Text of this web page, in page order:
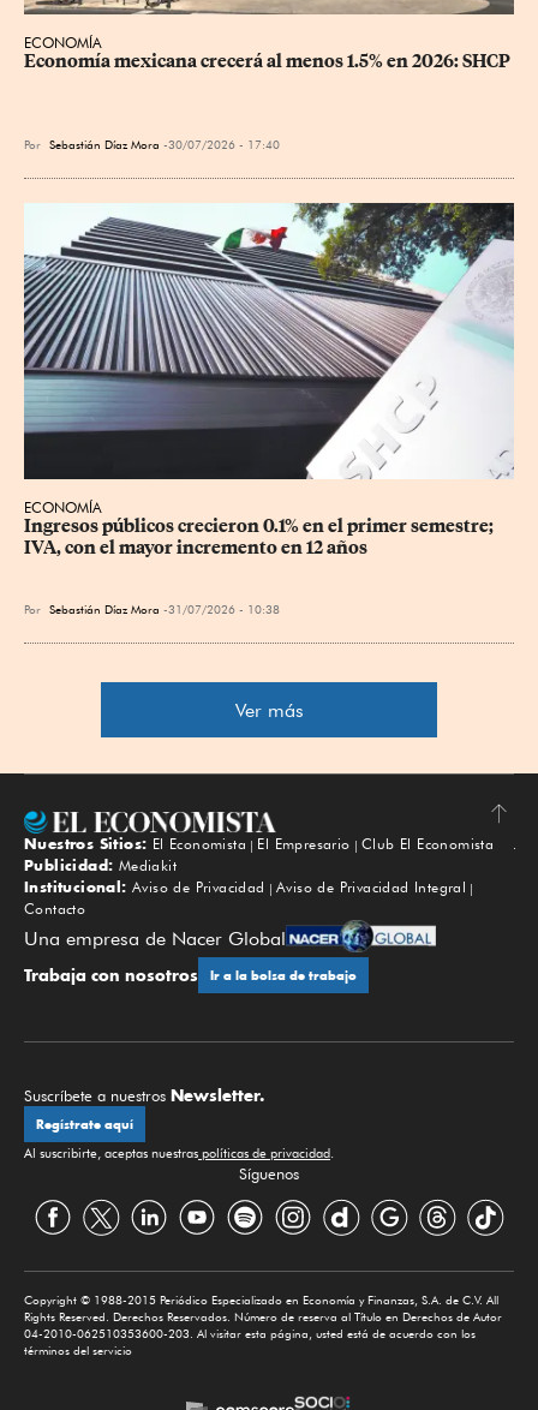
ECONOMÍA
Economía mexicana crecerá al menos 1.5% en 2026: SHCP
Por Sebastián Díaz Mora 30/07/2026 - 17:40
ECONOMÍA
Ingresos públicos crecieron 0.1% en el primer semestre;
IVA, con el mayor incremento en 12 años
Por Sebastián Díaz Mora 31/07/2026 - 10:38
Ver más
Subir
Nuestros Sitios: El Economista El Empresario
Club El Economista
Publicidad: Mediakit
Institucional: Aviso de Privacidad
Aviso de Privacidad Integral
Contacto
Una empresa de Nacer Global
Trabaja con nosotros Ir a la bolsa de trabajo
Suscríbete a nuestros Newsletter.
Regístrate aquí
Al suscribirte, aceptas nuestras políticas de privacidad.
Síguenos
Copyright © 1988-2015 Periódico Especializado en Economía y Finanzas, S.A. de C.V. All
Rights Reserved. Derechos Reservados. Número de reserva al Título en Derechos de Autor
04-2010-062510353600-203. Al visitar esta página, usted está de acuerdo con los
términos del servicio